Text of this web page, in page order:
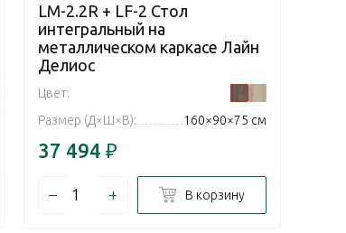
LM-2.2R + LF-2 Стол
интегральный на
металлическом каркасе Лайн
Делиос
Цвет:
Размер (Д×Ш×В):
160×90×75 см
37 494 ₽
– + В корзину